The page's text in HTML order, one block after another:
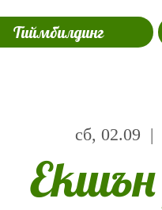
Тиймбилдинг
сб, 02.09
Екшън